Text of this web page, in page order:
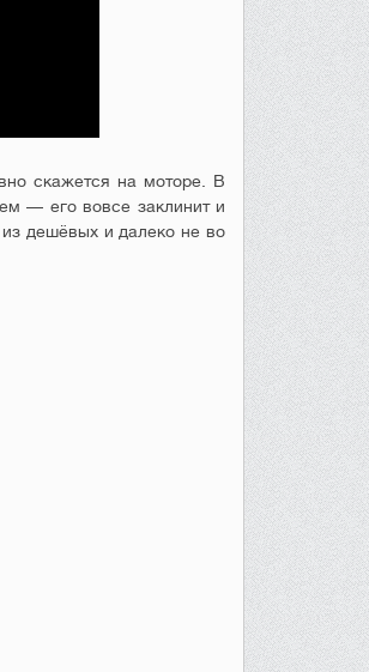
скажется на моторе. В
— его вовсе заклинит и
дешёвых и далеко не во